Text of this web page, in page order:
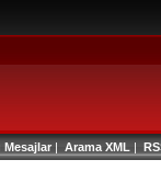
| Arama XML |